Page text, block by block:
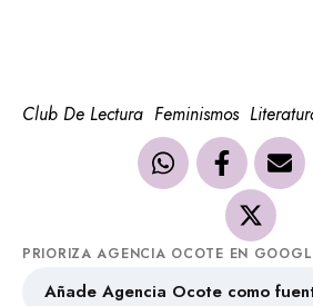
Club De Lectura Feminismos
PRIORIZA AGENCIA OCOTE EN
Añade Agencia Ocote como